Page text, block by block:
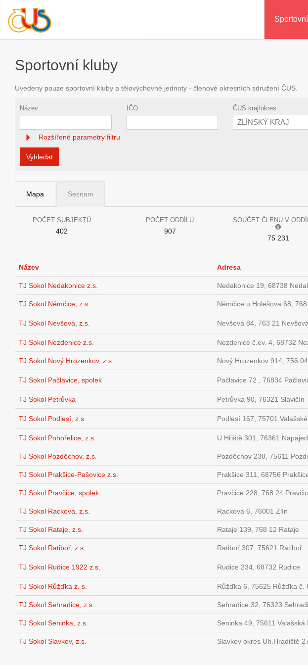
Sportovní kluby
Uvedeny pouze sportovní kluby a tělovýchovné jednoty - členové okresních sdružení ČUS.
Název IČO ČUS kraj/okres
ZLÍNSKÝ KRAJ
Rozšířené parametry filtru
Vyhledat
Mapa Seznam
POČET SUBJEKTŮ
402
POČET ODDÍLŮ
907
SOUČET ČLENŮ V
75 231
Název Adresa
TJ Sokol Nedakonice z.s. Nedakonice 19, 68738
TJ Sokol Němčice, z.s. Němčice u Holešova 68,
TJ Sokol Nevšová, z.s. Nevšová 84, 763 21
TJ Sokol Nezdenice z.s. Nezdenice č.ev. 4, 68732
TJ Sokol Nový Hrozenkov, z.s. Nový Hrozenkov 914, 756
TJ Sokol Pačlavice, spolek Pačlavice 72 , 76834
TJ Sokol Petrůvka Petrůvka 90, 76321 Slavičín
TJ Sokol Podlesí, z.s. Podlesí 167, 75701
TJ Sokol Pohořelice, z.s. U Hřiště 301, 76361
TJ Sokol Pozděchov, z.s. Pozděchov 238, 75611
TJ Sokol Prakšice-Pašovice z.s. Prakšice 311, 68756
TJ Sokol Pravčice, spolek Pravčice 228, 768 24
TJ Sokol Racková, z.s. Racková 6, 76001 Zlín
TJ Sokol Rataje, z.s. Rataje 139, 768 12 Rataje
TJ Sokol Ratiboř, z.s. Ratiboř 307, 75621 Ratiboř
TJ Sokol Rudice 1922 z.s. Rudice 234, 68732 Rudice
TJ Sokol Růžďka z. s. Růžďka 6, 75625 Růžďka č.
TJ Sokol Sehradice, z.s. Sehradice 32, 76323
TJ Sokol Seninka, z.s. Seninka 49, 75611 Valašská
TJ Sokol Slavkov, z.s. Slavkov okres Uh.Hradiště